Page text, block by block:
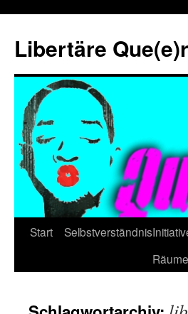
springen
Libertäre
Start Selbstverständnis